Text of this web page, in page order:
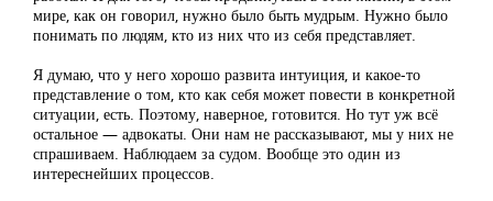
мире, как он говорил, нужно было быть мудрым. Нужно было
понимать по людям, кто из них что из себя представляет.
Я думаю, что у него хорошо развита интуиция, и какое-то
представление о том, кто как себя может повести в конкретной
ситуации, есть. Поэтому, наверное, готовится. Но тут уж всё
остальное — адвокаты. Они нам не рассказывают, мы у них не
спрашиваем. Наблюдаем за судом. Вообще это один из
интереснейших процессов.